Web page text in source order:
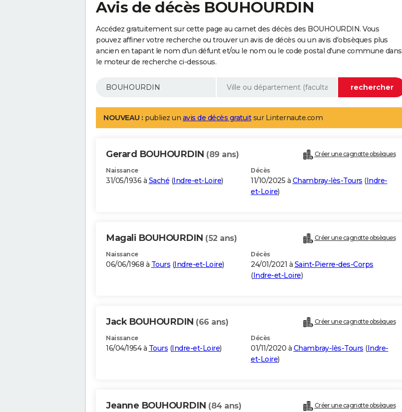
Avis de décès BOUHOURDIN
Accédez gratuitement sur cette page au carnet des décès des BOUHOURDIN. Vous
pouvez affiner votre recherche ou trouver un avis de décès ou un avis d'obsèques plus
ancien en tapant le nom d'un défunt et/ou le nom ou le code postal d'une commune dans
le moteur de recherche ci-dessous.
NOUVEAU : publiez un avis de décès gratuitsur Linternaute.com
Gerard BOUHOURDIN (89 ans) Créer une cagnotte obsèques
Naissance
31/05/1936 à Saché (Indre-et-Loire)
Décès
11/10/2025 à Chambray-lès-Tours (Indre-
et-Loire)
Magali BOUHOURDIN (52 ans) Créer une cagnotte obsèques
Naissance
06/06/1968 à Tours (Indre-et-Loire)
Décès
24/01/2021 à Saint-Pierre-des-Corps
(Indre-et-Loire)
Jack BOUHOURDIN (66 ans) Créer une cagnotte obsèques
Naissance
16/04/1954 à Tours (Indre-et-Loire)
Décès
01/11/2020 à Chambray-lès-Tours (Indre-
et-Loire)
Jeanne BOUHOURDIN (84 ans) Créer une cagnotte obsèques